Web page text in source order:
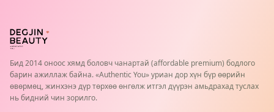
Бид 2014 оноос хямд боловч чанартай (affordable premium) бодлого
барин ажиллаж байна. «Authentic You» уриан дор хүн бүр өөрийн
өвөрмөц, жинхэнэ дүр төрхөө өнгөлж итгэл дүүрэн амьдрахад туслах
нь бидний чин зорилго.